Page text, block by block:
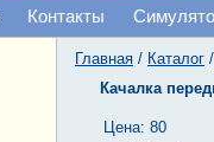
Контакты
Главная / Каталог /
Качалка
Цена: 80